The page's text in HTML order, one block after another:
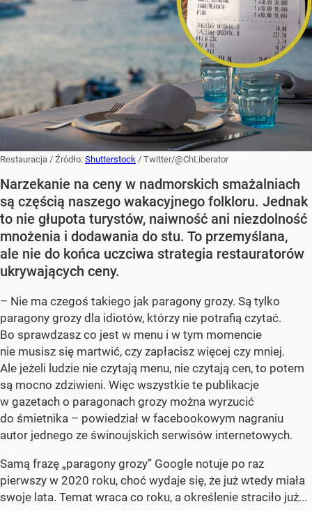
Restauracja / Źródło: Shutterstock / Twitter/@ChLiberator
Narzekanie na ceny w nadmorskich smażalniach
są częścią naszego wakacyjnego folkloru. Jednak
to nie głupota turystów, naiwność ani niezdolność
mnożenia i dodawania do stu. To przemyślana,
ale nie do końca uczciwa strategia restauratorów
ukrywających ceny.
– Nie ma czegoś takiego jak paragony grozy. Są tylko
paragony grozy dla idiotów, którzy nie potrafią czytać.
Bo sprawdzasz co jest w menu i w tym momencie
nie musisz się martwić, czy zapłacisz więcej czy mniej.
Ale jeżeli ludzie nie czytają menu, nie czytają cen, to potem
są mocno zdziwieni. Więc wszystkie te publikacje
w gazetach o paragonach grozy można wyrzucić
do śmietnika – powiedział w facebookowym nagraniu
autor jednego ze świnoujskich serwisów internetowych.
Samą frazę „paragony grozy” Google notuje po raz
pierwszy w 2020 roku, choć wydaje się, że już wtedy miała
swoje lata. Temat wraca co roku, a określenie straciło już...